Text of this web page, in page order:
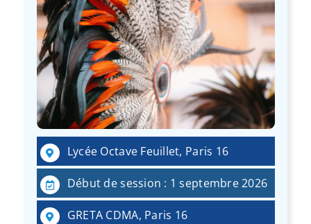
Lycée Octave Feuillet, Paris 16
Début de session : 1 septembre 2026
GRETA CDMA, Paris 16